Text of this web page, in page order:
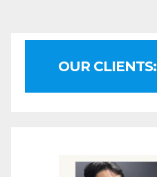
OUR CLIENTS: